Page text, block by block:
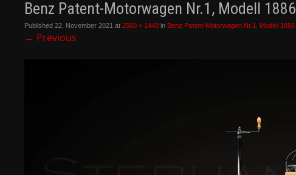
Benz Patent-Motorwagen Nr.1, Modell 1886
Published22. November 2021 at2560 × 1440 in Benz Patent-Motorwagen Nr.1, Modell 1886
← Previous